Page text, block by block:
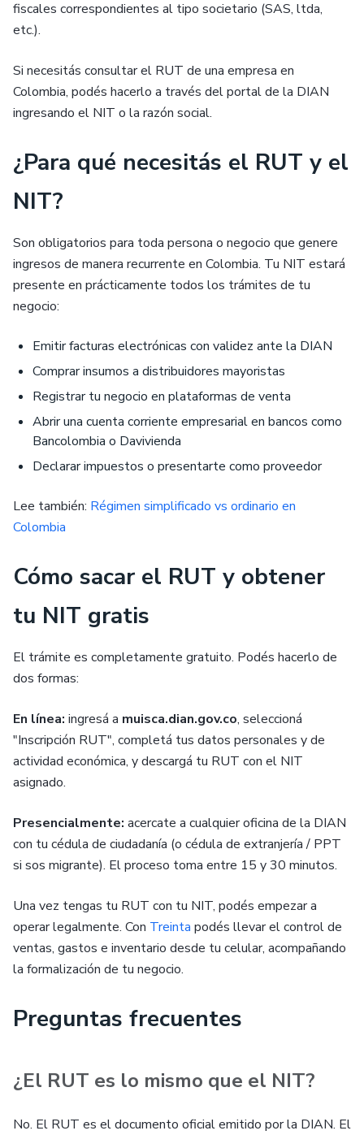
fiscales correspondientes al tipo societario (SAS, ltda,
etc.).
Si necesitás consultar el RUT de una empresa en
Colombia, podés hacerlo a través del portal de la DIAN
ingresando el NIT o la razón social.
¿Para qué necesitás el RUT y el
NIT?
Son obligatorios para toda persona o negocio que genere
ingresos de manera recurrente en Colombia. Tu NIT estará
presente en prácticamente todos los trámites de tu
negocio:
Emitir facturas electrónicas con validez ante la DIAN
Comprar insumos a distribuidores mayoristas
Registrar tu negocio en plataformas de venta
Abrir una cuenta corriente empresarial en bancos como
Bancolombia o Davivienda
Declarar impuestos o presentarte como proveedor
Lee también: Régimen simplificado vs ordinario en
Colombia
Cómo sacar el RUT y obtener
tu NIT gratis
El trámite es completamente gratuito. Podés hacerlo de
dos formas:
En línea: ingresá a muisca.dian.gov.co, seleccioná
"Inscripción RUT", completá tus datos personales y de
actividad económica, y descargá tu RUT con el NIT
asignado.
Presencialmente: acercate a cualquier oficina de la DIAN
con tu cédula de ciudadanía (o cédula de extranjería / PPT
si sos migrante). El proceso toma entre 15 y 30 minutos.
Una vez tengas tu RUT con tu NIT, podés empezar a
operar legalmente. Con Treinta podés llevar el control de
ventas, gastos e inventario desde tu celular, acompañando
la formalización de tu negocio.
Preguntas frecuentes
¿El RUT es lo mismo que el NIT?
No. El RUT es el documento oficial emitido por la DIAN. El